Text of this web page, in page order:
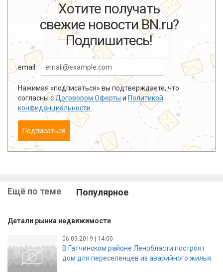
Хотите получать
свежие новости BN.ru?
Подпишитесь!
email:
Нажимая «подписаться» вы подтверждаете, что
согласны сДоговором Оферты и Политикой
конфиденциальности
Подписаться
Ещё по теме Популярное
Детали рынка недвижимости
06.09.2019 | 14:00
В Гатчинском районе Ленобласти построят
дом для переселенцев из аварийного жилья